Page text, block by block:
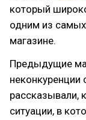
который
одним из
магазине.
Предыдущие
рассказывали,
ситуации, в